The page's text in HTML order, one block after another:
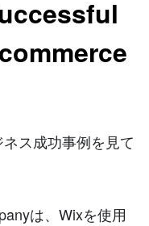
ス成功事例を見て
は、Wixを使用